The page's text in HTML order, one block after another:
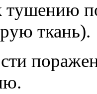
тушению
ткань).